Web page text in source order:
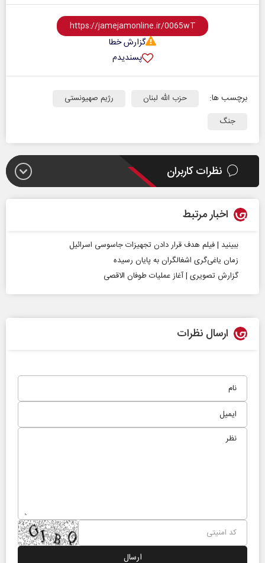
گزارش خطا
پسندیدم
برچسب ها: حزب الله لبنان
رژیم صهیونستی
جنگ
نظرات کاربران
اخبار مرتبط
ببینید | فیلم هدف قرار دادن تجهیزات جاسوسی اسرائیل
زمان یاغی‌گری اشغالگران به پایان رسیده
گزارش تصویری | آغاز عملیات طوفان الاقصی
ارسال نظرات